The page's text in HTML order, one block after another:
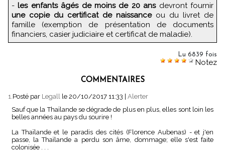
-les enfants âgés de moins de 20 ans devront fournir
une copie du certificat de naissanceou du livret de
famille (exemption de présentation de documents
financiers, casier judiciaire et certificat de maladie).
Lu 6839 fois
Notez
COMMENTAIRES
1. Posté par Legall le 20/10/2017 11:33 | Alerter
Sauf que la Thaïlande se dégrade de plus en plus, elles sont loin les
belles années au pays du sourire !
La Thaïlande et le paradis des cités (Florence Aubenas) - et j'en
passe, la Thaïlande a perdu son âme, dommage; elle s'est faite
colonisée . . .